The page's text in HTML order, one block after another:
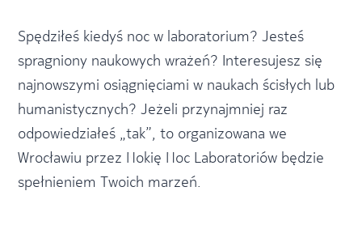
Spędziłeś kiedyś noc w laboratorium? Jesteś
spragniony naukowych wrażeń? Interesujesz się
najnowszymi osiągnięciami w naukach ścisłych lub
humanistycznych? Jeżeli przynajmniej raz
odpowiedziałeś „tak”, to organizowana we
Wrocławiu przez Nokię Noc Laboratoriów będzie
spełnieniem Twoich marzeń.